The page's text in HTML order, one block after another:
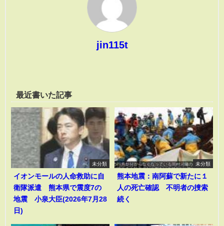
jin115t
最近書いた記事
未分類
イオンモールの人命救助に自
衛隊派遣 熊本県で震度7の
地震 小泉大臣(2026年7月28
日)
未分類
熊本地震：南阿蘇で新たに１
人の死亡確認 不明者の捜索
続く